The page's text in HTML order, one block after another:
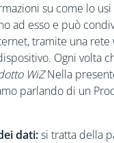
su come lo usi
ad esso e può
tramite una rete
Ogni volta
WiZNella
parlando di un
dati:si tratta della